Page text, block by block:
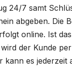
24/7 samt
abgeben. Die
online. Ist
der Kunde
kann es jederzeit